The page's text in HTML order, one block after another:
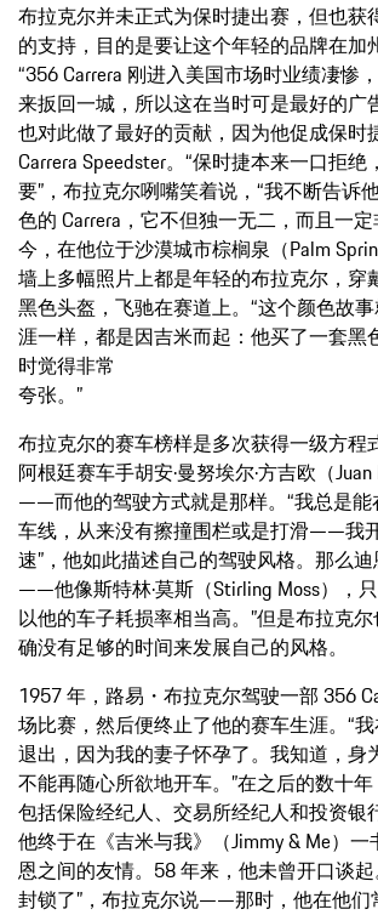
布拉克尔并未正式为保时捷出赛，但也获
的支持，目的是要让这个年轻的品牌在加
“356 Carrera 刚进入美国市场时业绩凄惨
来扳回一城，所以这在当时可是最好的广
也对此做了最好的贡献，因为他促成保时
Carrera Speedster。“保时捷本来一口拒
要”，布拉克尔咧嘴笑着说，“我不断告诉
色的 Carrera，它不但独一无二，而且一
今，在他位于沙漠城市棕榈泉（Palm
墙上多幅照片上都是年轻的布拉克尔，穿
黑色头盔，飞驰在赛道上。“这个颜色故
涯一样，都是因吉米而起：他买了一套黑
时觉得非常
夸张。”
布拉克尔的赛车榜样是多次获得一级方程
阿根廷赛车手胡安·曼努埃尔·方吉欧（Juan
——而他的驾驶方式就是那样。“我总是能
车线，从来没有擦撞围栏或是打滑——我
速”，他如此描述自己的驾驶风格。那么
——他像斯特林·莫斯（Stirling Moss），
以他的车子耗损率相当高。”但是布拉克
确没有足够的时间来发展自己的风格。
1957 年，路易・布拉克尔驾驶一部 356
场比赛，然后便终止了他的赛车生涯。“
退出，因为我的妻子怀孕了。我知道，身
不能再随心所欲地开车。”在之后的数十
包括保险经纪人、交易所经纪人和投资银
他终于在《吉米与我》（Jimmy & Me）
恩之间的友情。58 年来，他未曾开口谈
封锁了”，布拉克尔说——那时，他在他们